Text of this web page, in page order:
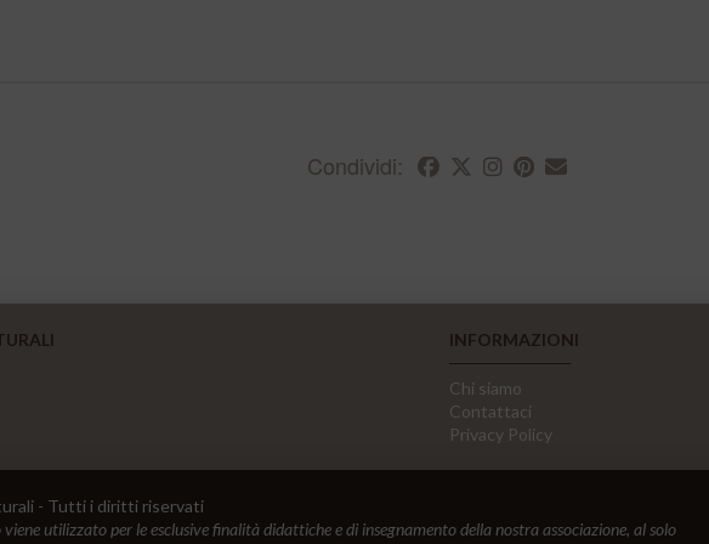
Condividi:
INFORMAZIONI
Chi siamo
Contattaci
Privacy Policy
- Tutti i diritti riservati
utilizzato per le esclusive finalità didattiche e di insegnamento della nostra associazione, al solo